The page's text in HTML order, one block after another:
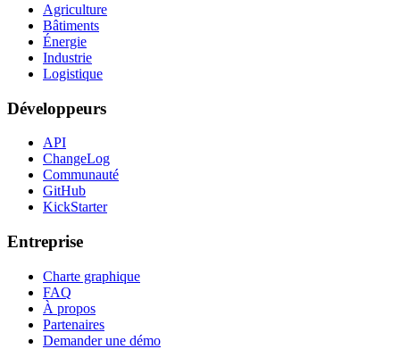
Agriculture
Bâtiments
Énergie
Industrie
Logistique
Développeurs
API
ChangeLog
Communauté
GitHub
KickStarter
Entreprise
Charte graphique
FAQ
À propos
Partenaires
Demander une démo